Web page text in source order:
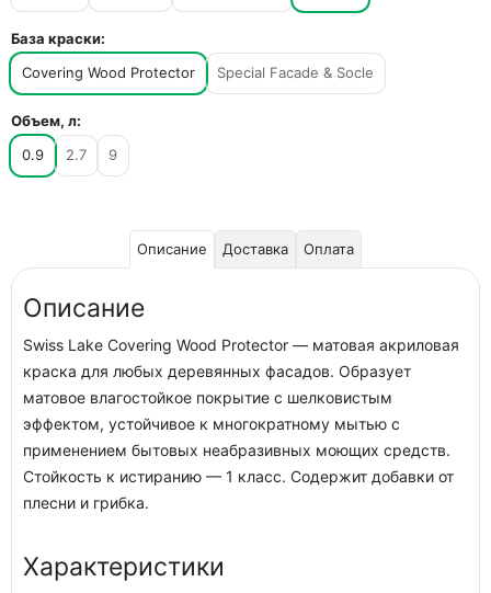
База краски:
Covering Wood Protector
Special Facade & Socle
Объем, л:
0.9
2.7 9
Описание Доставка Оплата
Описание
Swiss Lake Covering Wood Protector — матовая акриловая
краска для любых деревянных фасадов. Образует
матовое влагостойкое покрытие с шелковистым
эффектом, устойчивое к многократному мытью с
применением бытовых неабразивных моющих средств.
Стойкость к истиранию — 1 класс. Содержит добавки от
плесни и грибка.
Характеристики